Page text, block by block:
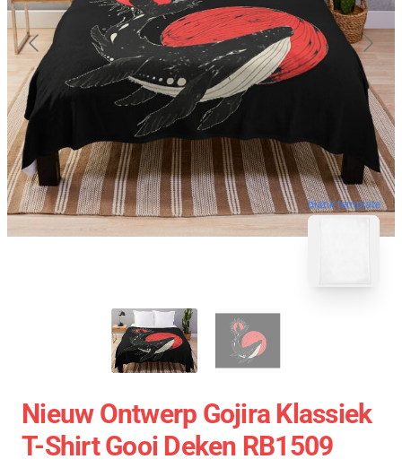
blank template
Nieuw Ontwerp Gojira Klassiek
T-Shirt Gooi Deken RB1509